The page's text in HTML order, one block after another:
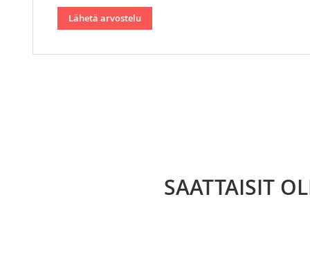
Lähetä arvostelu
SAATTAISIT